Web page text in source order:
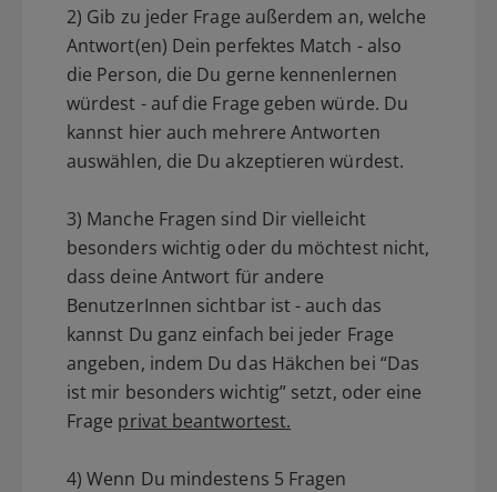
2) Gib zu jeder Frage außerdem an, welche
Antwort(en) Dein perfektes Match - also
die Person, die Du gerne kennenlernen
würdest - auf die Frage geben würde. Du
kannst hier auch mehrere Antworten
auswählen, die Du akzeptieren würdest.
3) Manche Fragen sind Dir vielleicht
besonders wichtig oder du möchtest nicht,
dass deine Antwort für andere
BenutzerInnen sichtbar ist - auch das
kannst Du ganz einfach bei jeder Frage
angeben, indem Du das Häkchen bei “Das
ist mir besonders wichtig” setzt, oder eine
Frage privat beantwortest.
4) Wenn Du mindestens 5 Fragen